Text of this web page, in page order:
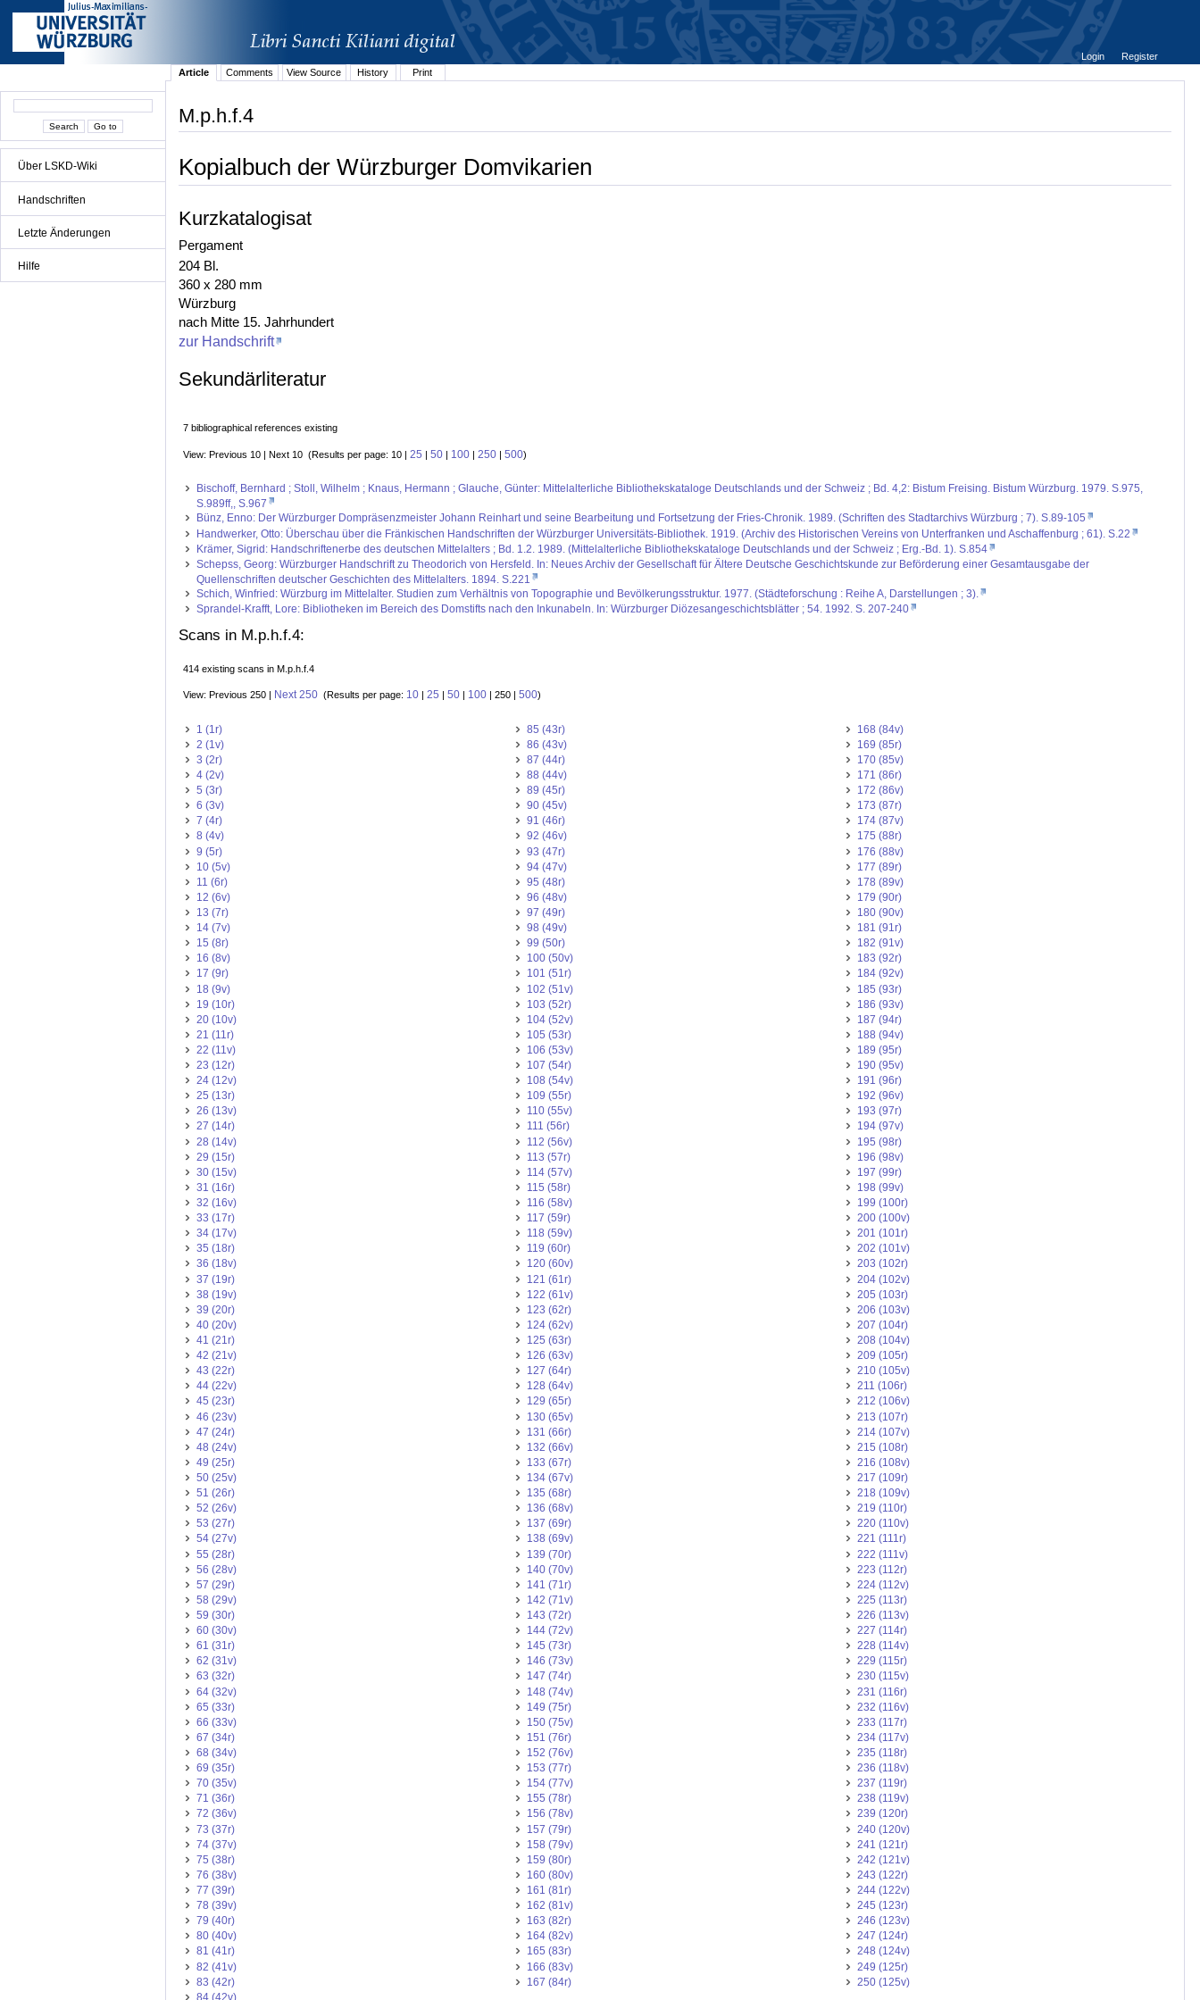
Über LSKD-Wiki
Handschriften
Letzte Änderungen
Hilfe
Login
Register
Article
Comments View Source History Print
M.p.h.f.4
Kopialbuch der Würzburger Domvikarien
Kurzkatalogisat
Pergament
204 Bl.
360 x 280 mm
Würzburg
nach Mitte 15. Jahrhundert
zur Handschrift
Sekundärliteratur
7 bibliographical references existing
View: Previous 10 | Next 10 (Results per page: 10 | 25 | 50 | 100 | 250 | 500)
Bischoff, Bernhard ; Stoll, Wilhelm ; Knaus, Hermann ; Glauche, Günter: Mittelalterliche Bibliothekskataloge Deutschlands und der Schweiz ; Bd. 4,2: Bistum Freising. Bistum Würzburg. 1979. S.975,
S.989ff,, S.967
Bünz, Enno: Der Würzburger Dompräsenzmeister Johann Reinhart und seine Bearbeitung und Fortsetzung der Fries-Chronik. 1989. (Schriften des Stadtarchivs Würzburg ; 7). S.89-105
Handwerker, Otto: Überschau über die Fränkischen Handschriften der Würzburger Universitäts-Bibliothek. 1919. (Archiv des Historischen Vereins von Unterfranken und Aschaffenburg ; 61). S.22
Krämer, Sigrid: Handschriftenerbe des deutschen Mittelalters ; Bd. 1.2. 1989. (Mittelalterliche Bibliothekskataloge Deutschlands und der Schweiz ; Erg.-Bd. 1). S.854
Schepss, Georg: Würzburger Handschrift zu Theodorich von Hersfeld. In: Neues Archiv der Gesellschaft für Ältere Deutsche Geschichtskunde zur Beförderung einer Gesamtausgabe der
Quellenschriften deutscher Geschichten des Mittelalters. 1894. S.221
Schich, Winfried: Würzburg im Mittelalter. Studien zum Verhältnis von Topographie und Bevölkerungsstruktur. 1977. (Städteforschung : Reihe A, Darstellungen ; 3).
Sprandel-Krafft, Lore: Bibliotheken im Bereich des Domstifts nach den Inkunabeln. In: Würzburger Diözesangeschichtsblätter ; 54. 1992. S. 207-240
Scans in M.p.h.f.4:
414 existing scans in M.p.h.f.4
View: Previous 250 | Next 250 (Results per page: 10 25 50 100 | 250 | 500)
1 (1r)
2 (1v)
3 (2r)
4 (2v)
5 (3r)
6 (3v)
7 (4r)
8 (4v)
9 (5r)
10 (5v)
11 (6r)
12 (6v)
13 (7r)
14 (7v)
15 (8r)
16 (8v)
17 (9r)
18 (9v)
19 (10r)
20 (10v)
21 (11r)
22 (11v)
23 (12r)
24 (12v)
25 (13r)
26 (13v)
27 (14r)
28 (14v)
29 (15r)
30 (15v)
31 (16r)
32 (16v)
33 (17r)
34 (17v)
35 (18r)
36 (18v)
37 (19r)
38 (19v)
39 (20r)
40 (20v)
41 (21r)
42 (21v)
43 (22r)
44 (22v)
45 (23r)
46 (23v)
47 (24r)
48 (24v)
49 (25r)
50 (25v)
51 (26r)
52 (26v)
53 (27r)
54 (27v)
55 (28r)
56 (28v)
57 (29r)
58 (29v)
59 (30r)
60 (30v)
61 (31r)
62 (31v)
63 (32r)
64 (32v)
65 (33r)
66 (33v)
67 (34r)
68 (34v)
69 (35r)
70 (35v)
71 (36r)
72 (36v)
73 (37r)
74 (37v)
75 (38r)
76 (38v)
77 (39r)
78 (39v)
79 (40r)
80 (40v)
81 (41r)
82 (41v)
83 (42r)
84 (42v)
85 (43r)
86 (43v)
87 (44r)
88 (44v)
89 (45r)
90 (45v)
91 (46r)
92 (46v)
93 (47r)
94 (47v)
95 (48r)
96 (48v)
97 (49r)
98 (49v)
99 (50r)
100 (50v)
101 (51r)
102 (51v)
103 (52r)
104 (52v)
105 (53r)
106 (53v)
107 (54r)
108 (54v)
109 (55r)
110 (55v)
111 (56r)
112 (56v)
113 (57r)
114 (57v)
115 (58r)
116 (58v)
117 (59r)
118 (59v)
119 (60r)
120 (60v)
121 (61r)
122 (61v)
123 (62r)
124 (62v)
125 (63r)
126 (63v)
127 (64r)
128 (64v)
129 (65r)
130 (65v)
131 (66r)
132 (66v)
133 (67r)
134 (67v)
135 (68r)
136 (68v)
137 (69r)
138 (69v)
139 (70r)
140 (70v)
141 (71r)
142 (71v)
143 (72r)
144 (72v)
145 (73r)
146 (73v)
147 (74r)
148 (74v)
149 (75r)
150 (75v)
151 (76r)
152 (76v)
153 (77r)
154 (77v)
155 (78r)
156 (78v)
157 (79r)
158 (79v)
159 (80r)
160 (80v)
161 (81r)
162 (81v)
163 (82r)
164 (82v)
165 (83r)
166 (83v)
167 (84r)
168 (84v)
169 (85r)
170 (85v)
171 (86r)
172 (86v)
173 (87r)
174 (87v)
175 (88r)
176 (88v)
177 (89r)
178 (89v)
179 (90r)
180 (90v)
181 (91r)
182 (91v)
183 (92r)
184 (92v)
185 (93r)
186 (93v)
187 (94r)
188 (94v)
189 (95r)
190 (95v)
191 (96r)
192 (96v)
193 (97r)
194 (97v)
195 (98r)
196 (98v)
197 (99r)
198 (99v)
199 (100r)
200 (100v)
201 (101r)
202 (101v)
203 (102r)
204 (102v)
205 (103r)
206 (103v)
207 (104r)
208 (104v)
209 (105r)
210 (105v)
211 (106r)
212 (106v)
213 (107r)
214 (107v)
215 (108r)
216 (108v)
217 (109r)
218 (109v)
219 (110r)
220 (110v)
221 (111r)
222 (111v)
223 (112r)
224 (112v)
225 (113r)
226 (113v)
227 (114r)
228 (114v)
229 (115r)
230 (115v)
231 (116r)
232 (116v)
233 (117r)
234 (117v)
235 (118r)
236 (118v)
237 (119r)
238 (119v)
239 (120r)
240 (120v)
241 (121r)
242 (121v)
243 (122r)
244 (122v)
245 (123r)
246 (123v)
247 (124r)
248 (124v)
249 (125r)
250 (125v)